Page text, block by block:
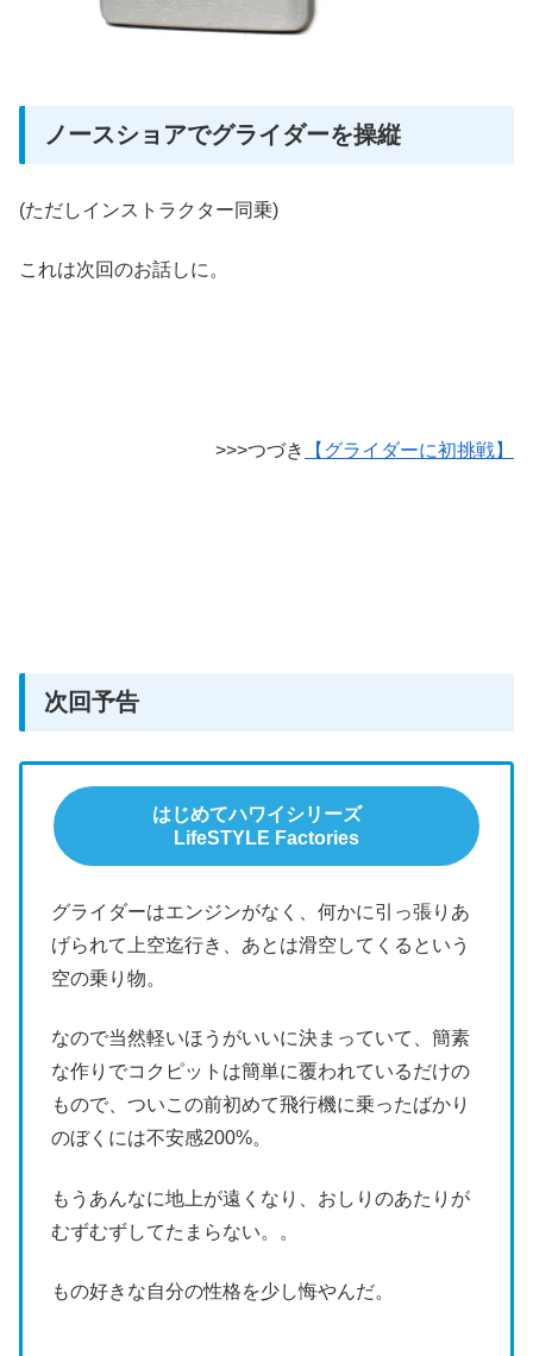
ノースショアでグライダーを操縦
(ただしインストラクター同乗)
これは次回のお話しに。
>>>つづき 【グライダーに初挑戦】
次回予告
はじめてハワイシリーズ
LifeSTYLE Factories
グライダーはエンジンがなく、何かに引っ張りあ
げられて上空迄行き、あとは滑空してくるという
空の乗り物。
なので当然軽いほうがいいに決まっていて、簡素
な作りでコクピットは簡単に覆われているだけの
もので、ついこの前初めて飛行機に乗ったばかり
のぼくには不安感200%。
もうあんなに地上が遠くなり、おしりのあたりが
むずむずしてたまらない。。
もの好きな自分の性格を少し悔やんだ。